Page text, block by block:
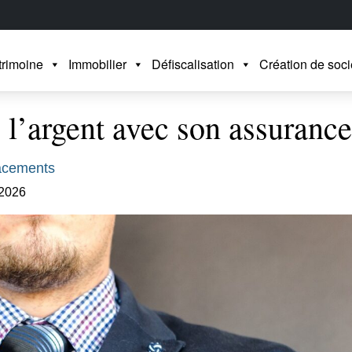
Immobilier Défiscalisation Création de
avec son